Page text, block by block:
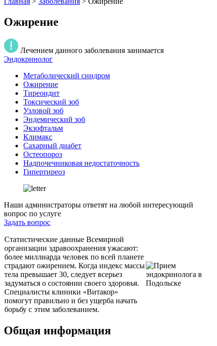
Ожирение
Лечением данного заболевания занимается
Эндокринолог
Метаболический синдром
Ожирение
Тиреоидит
Токсический зоб
Узловой зоб
Эндемический зоб
Экзофтальм
Климакс
Сахарный диабет
Остеопороз
Надпочечниковая недостаточность
Гипертиреоз
Наши администраторы ответят на любой интересующий
вопрос по услуге
Задать вопрос
Статистические данные Всемирной
организации здравоохранения ужасают:
более миллиарда человек по всей планете
страдают ожирением. Когда индекс массы
тела превышает 30, следует всерьез
задуматься о состоянии своего здоровья.
Специалисты клиники «Витакор»
помогут правильно и без ущерба начать
борьбу с этим заболеванием.
Общая информация